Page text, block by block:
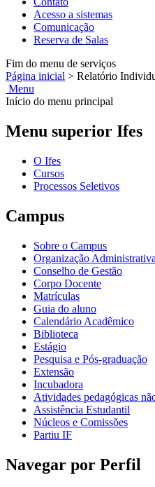
Acesso a sistemas
Comunicação
Reserva de Salas
Fim do menu de serviços
Página inicial > Relatório
Menu
Início do menu principal
Menu superior Ifes
O Ifes
Cursos
Processos Seletivos
Campus
Sobre o Campus
Organização Administrativa
Conselho de Gestão
Corpo Docente
Matrículas
Guia do aluno
Calendário Acadêmico
Biblioteca
Estágio
Pesquisa e Pós-graduação
Extensão
Incubadora
Atividades pedagógicas
Assistência Estudantil
Núcleos e Comissões
Partiu IF
Navegar por Perfil